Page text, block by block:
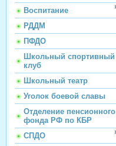
Воспитание
РДДМ
ПФДО
Школьный спортивный
клуб
Школьный театр
Уголок боевой славы
Отделение пенсионного
фонда РФ по КБР
СПДО